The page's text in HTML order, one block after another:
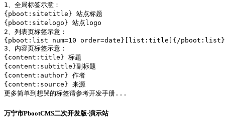
1、全局标签示意：
{pboot:sitetitle} 站点标题
{pboot:sitelogo} 站点logo
2、列表页标签示意：
{pboot:list num=10 order=date}[list:title]{/pboot:list}
3、内容页标签示意：
{content:title} 标题
{content:subtitle}副标题
{content:author} 作者
{content:source} 来源
更多简单到想哭的标签请参考开发手册...
万宁市PbootCMS二次开发版-演示站